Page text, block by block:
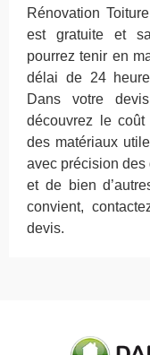
Rénovation
est gratuite et
pourrez tenir en
délai de 24
Dans votre
découvrez le
des matériaux
avec précision des
et de bien
convient,
devis.